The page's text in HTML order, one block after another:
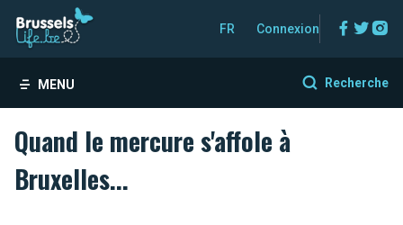
FR Connexion
MENU Recherche
Quand le mercure s'affole à
Bruxelles...